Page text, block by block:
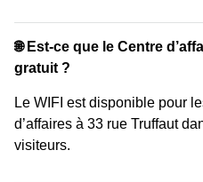
🌐 Est-ce que le Centre
gratuit ?
Le WIFI est disponible pour
d’affaires à 33 rue Truffaut
visiteurs.